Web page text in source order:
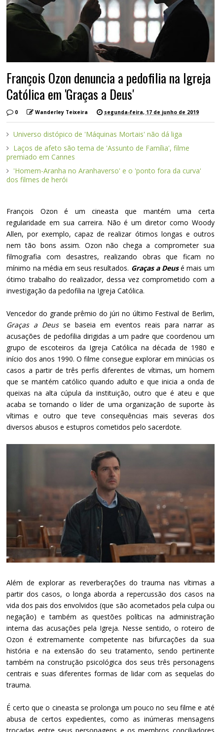
François Ozon denuncia a pedofilia na Igreja
Católica em 'Graças a Deus'
0 Wanderley Teixeira segunda-feira, 17 de junho de 2019
Universo distópico de 'Máquinas Mortais' não dá liga
Laços de afeto são tema de 'Assunto de Família', filme
premiado em Cannes
'Homem-Aranha no Aranhaverso' e o 'ponto fora da curva'
dos filmes de herói
François Ozon é um cineasta que mantém uma certa
regularidade em sua carreira. Não é um diretor como Woody
Allen, por exemplo, capaz de realizar ótimos longas e outros
nem tão bons assim. Ozon não chega a comprometer sua
filmografia com desastres, realizando obras que ficam no
mínimo na média em seus resultados. Graças a Deus é mais um
ótimo trabalho do realizador, dessa vez comprometido com a
investigação da pedofilia na Igreja Católica.
Vencedor do grande prêmio do júri no último Festival de Berlim,
Graças a Deusse baseia em eventos reais para narrar as
acusações de pedofilia dirigidas a um padre que coordenou um
grupo de escoteiros da Igreja Católica na década de 1980 e
início dos anos 1990. O filme consegue explorar em minúcias os
casos a partir de três perfis diferentes de vítimas, um homem
que se mantém católico quando adulto e que inicia a onda de
queixas na alta cúpula da instituição, outro que é ateu e que
acaba se tornando o líder de uma organização de suporte às
vítimas e outro que teve consequências mais severas dos
diversos abusos e estupros cometidos pelo sacerdote.
Além de explorar as reverberações do trauma nas vítimas a
partir dos casos, o longa aborda a repercussão dos casos na
vida dos pais dos envolvidos (que são acometados pela culpa ou
negação) e também as questões políticas na administração
interna das acusações pela Igreja. Nesse sentido, o roteiro de
Ozon é extremamente competente nas bifurcações da sua
história e na extensão do seu tratamento, sendo pertinente
também na construção psicológica dos seus três personagens
centrais e suas diferentes formas de lidar com as sequelas do
trauma.
É certo que o cineasta se prolonga um pouco no seu filme e até
abusa de certos expedientes, como as inúmeras mensagens